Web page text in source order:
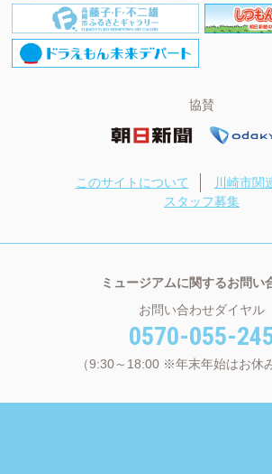
協賛
このサイトについて
川崎市関
スタッフ募集
ミュージアムに関するお問い
お問い合わせダイヤル
0570-055-
（9:30～18:00 ※年末年始はお休